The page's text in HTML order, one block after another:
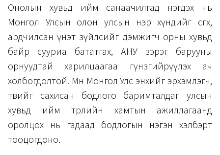
Онолын хувьд ийм санаачилгад нэгдэх нь
Монгол Улсын олон улсын нэр хүндийг өсгөх,
ардчилсан үнэт зүйлсийг дэмжигч орны хувьд
байр сууриа бататгах, АНУ зэрэг барууны
орнуудтай харилцаагаа гүнзгийрүүлэх ач
холбогдолтой. Мөн Монгол Улс энхийг эрхэмлэгч,
төвийг сахисан бодлого баримталдаг улсын
хувьд ийм төрлийн хамтын ажиллагаанд
оролцох нь гадаад бодлогын нэгэн хэлбэрт
тооцогдоно.